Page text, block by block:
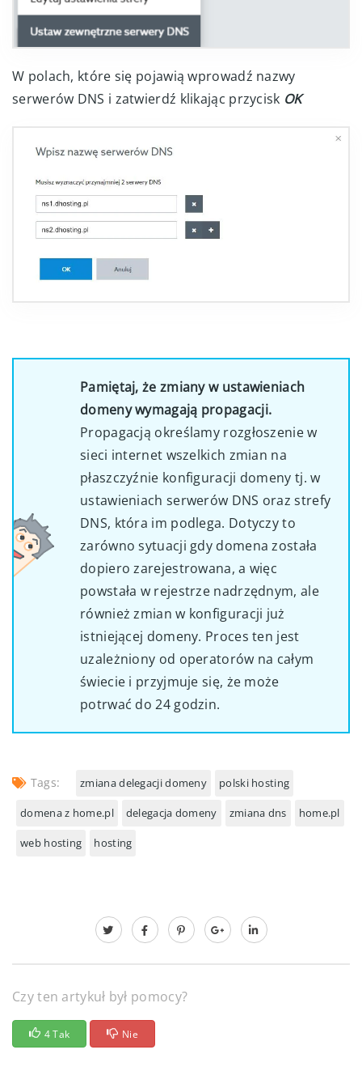
W polach, które się pojawią wprowadź nazwy
serwerów DNS i zatwierdź klikając przycisk OK
Pamiętaj, że zmiany w ustawieniach
domeny wymagają propagacji.
Propagacją określamy rozgłoszenie w
sieci internet wszelkich zmian na
płaszczyźnie konfiguracji domeny tj. w
ustawieniach serwerów DNS oraz strefy
DNS, która im podlega. Dotyczy to
zarówno sytuacji gdy domena została
dopiero zarejestrowana, a więc
powstała w rejestrze nadrzędnym, ale
również zmian w konfiguracji już
istniejącej domeny. Proces ten jest
uzależniony od operatorów na całym
świecie i przyjmuje się, że może
potrwać do 24 godzin.
Tags: zmiana delegacji domeny polski hosting
domena z home.pl delegacja domeny zmiana dns home.pl
web hosting hosting
Czy ten artykuł był pomocy?
4 Tak Nie